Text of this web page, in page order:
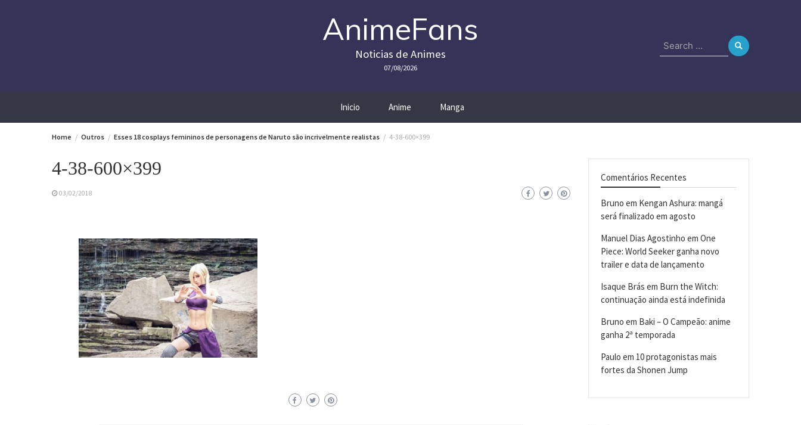
AnimeFans
Noticias de Animes
07/08/2026
Search
for:
Inicio Anime Manga
Home Outros Esses 18 cosplays femininos de personagens de Naruto são incrivelmente realistas 4-38-600×399
4-38-600×399
03/02/2018
Comentários Recentes
Bruno em Kengan Ashura: mangá
será finalizado em agosto
Manuel Dias Agostinho em One
Piece: World Seeker ganha novo
trailer e data de lançamento
Isaque Brás em Burn the Witch:
continuação ainda está indefinida
Bruno em Baki – O Campeão: anime
ganha 2ª temporada
Paulo em 10 protagonistas mais
fortes da Shonen Jump